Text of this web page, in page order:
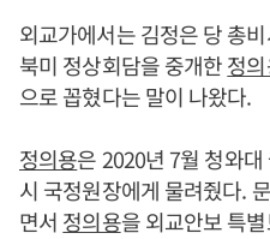
외교가에서는 김정은 당 총
북미 정상회담을 중개한정
으로 꼽혔다는 말이 나왔다.
정의용은 2020년 7월 청와
시 국정원장에게 물려줬다.
면서 정의용을 외교안보 특